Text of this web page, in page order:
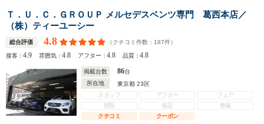
Ｔ．Ｕ．Ｃ．ＧＲＯＵＰ メルセデスベンツ専門 葛西本店／
（株）ティーユーシー
総合評価 4.8 （クチコミ件数： 187件）
接客：4.9 雰囲気：4.8 アフター：4.8 品質：4.8
掲載台数 86台
所在地
東京都 23区
スタッフ
アフター
フェア
買取
保証
整備
クチコミ
クーポン